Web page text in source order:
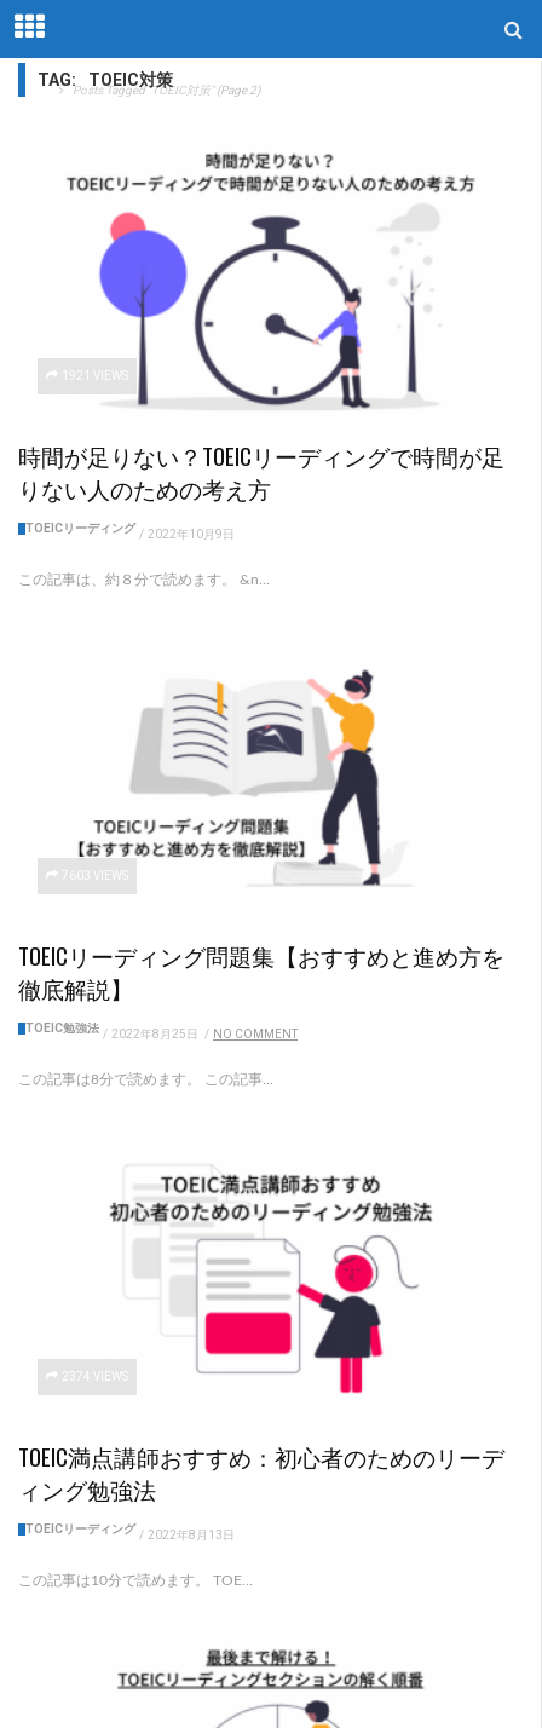
Home Posts Tagged "TOEIC対策"(Page 2)
TAG: TOEIC対策
1921 VIEWS
時間が足りない？TOEICリーディングで時間が足
りない人のための考え方
TOEICリーディング / 2022年10月9日
この記事は、約８分で読めます。 &n...
7603 VIEWS
TOEICリーディング問題集【おすすめと進め方を
徹底解説】
TOEIC勉強法 / 2022年8月25日 / NO COMMENT
この記事は8分で読めます。 この記事...
2374 VIEWS
TOEIC満点講師おすすめ：初心者のためのリーデ
ィング勉強法
TOEICリーディング / 2022年8月13日
この記事は10分で読めます。 TOE...